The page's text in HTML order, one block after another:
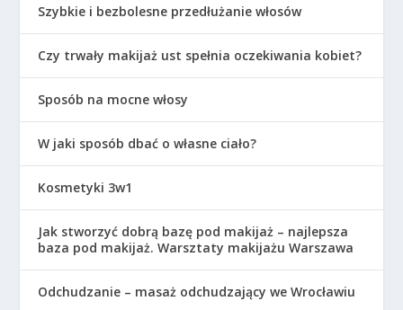
Szybkie i bezbolesne przedłużanie włosów
Czy trwały makijaż ust spełnia oczekiwania kobiet?
Sposób na mocne włosy
W jaki sposób dbać o własne ciało?
Kosmetyki 3w1
Jak stworzyć dobrą bazę pod makijaż – najlepsza
baza pod makijaż. Warsztaty makijażu Warszawa
Odchudzanie – masaż odchudzający we Wrocławiu